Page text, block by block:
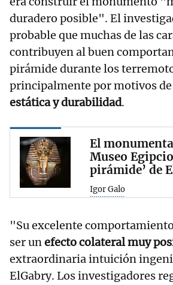
duradero posible". El
probable que muchas de las
contribuyen al buen
pirámide durante los
principalmente por motivos de
estática y durabilidad.
El
Museo
pirámide’ de
Igor Galo
"Su excelente
ser unefecto colateral muy
extraordinaria intuición
ElGabry. Los investigadores